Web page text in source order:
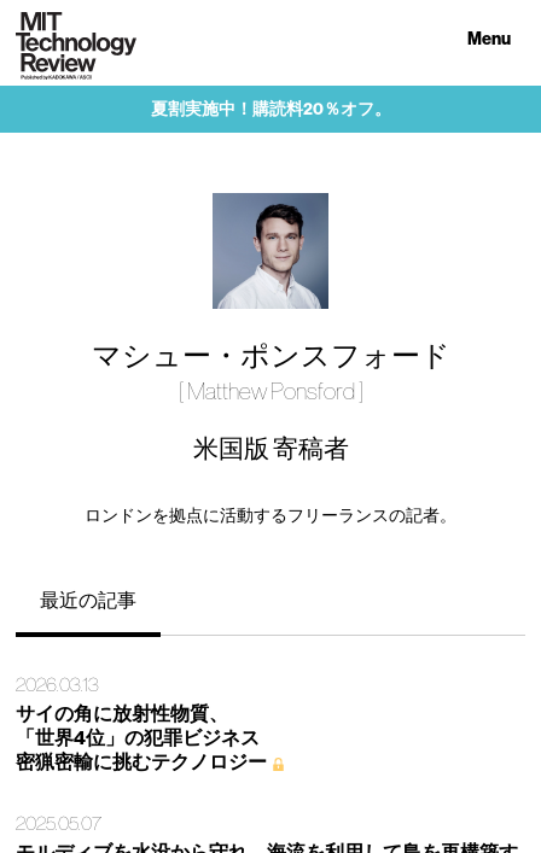
Menu
夏割実施中！購読料20％オフ。
マシュー・ポンスフォード
[ Matthew Ponsford ]
米国版 寄稿者
ロンドンを拠点に活動するフリーランスの記者。
最近の記事
2026.03.13
サイの角に放射性物質、
「世界4位」の犯罪ビジネス
密猟密輸に挑むテクノロジー
2025.05.07